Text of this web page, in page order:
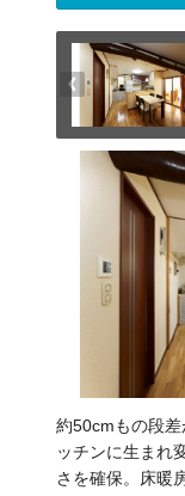
約50cmもの段
ッチンに生まれ
さを確保。床暖